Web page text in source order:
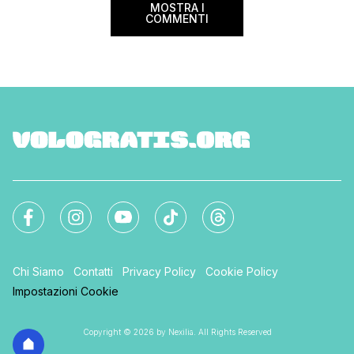
MOSTRA I
COMMENTI
Chi Siamo Contatti Privacy Policy
Cookie Policy
Impostazioni Cookie
Copyright © 2026 by Nexilia. All Rights Reserved